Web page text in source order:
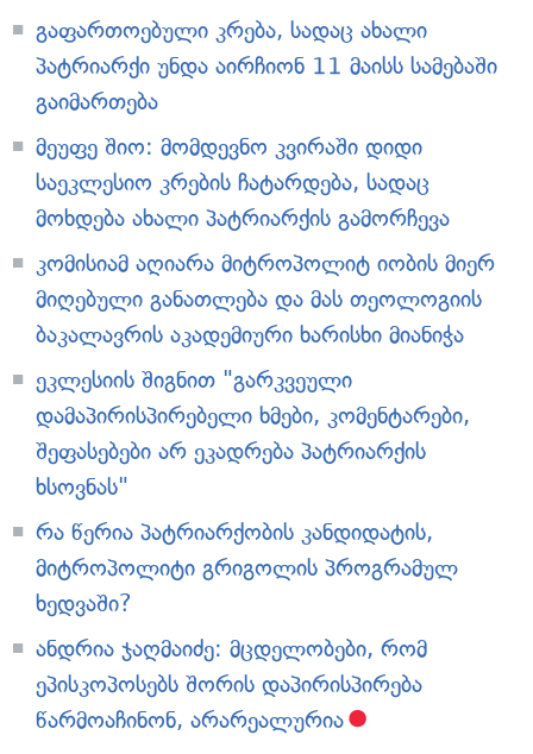
გაფართოებული კრება, სადაც ახალი
პატრიარქი უნდა აირჩიონ 11 მაისს სამებაში
გაიმართება
მეუფე შიო: მომდევნო კვირაში დიდი
საეკლესიო კრების ჩატარდება, სადაც
მოხდება ახალი პატრიარქის გამორჩევა
კომისიამ აღიარა მიტროპოლიტ იობის მიერ
მიღებული განათლება და მას თეოლოგიის
ბაკალავრის აკადემიური ხარისხი მიანიჭა
ეკლესიის შიგნით "გარკვეული
დამაპირისპირებელი ხმები, კომენტარები,
შეფასებები არ ეკადრება პატრიარქის
ხსოვნას"
რა წერია პატრიარქობის კანდიდატის,
მიტროპოლიტი გრიგოლის პროგრამულ
ხედვაში?
ანდრია ჯაღმაიძე: მცდელობები, რომ
ეპისკოპოსებს შორის დაპირისპირება
წარმოაჩინონ, არარეალურია